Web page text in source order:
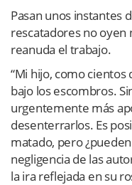
Pasan unos instantes
rescatadores no oyen
reanuda el trabajo.
“Mi hijo, como
bajo los escombros.
urgentemente más
desenterrarlos. Es
matado, pero
negligencia de las
la ira reflejada en su